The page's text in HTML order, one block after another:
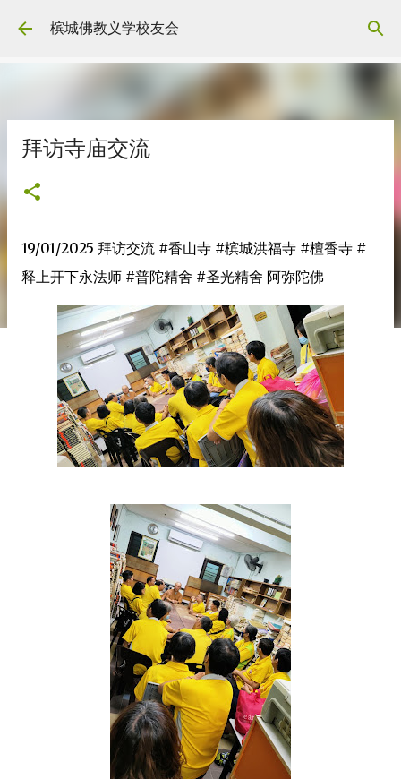
Skip to main content
槟城佛教义学校友会
拜访寺庙交流
19/01/2025 拜访交流 #香山寺 #槟城洪福寺 #檀香寺 #
释上开下永法师 #普陀精舍 #圣光精舍 阿弥陀佛